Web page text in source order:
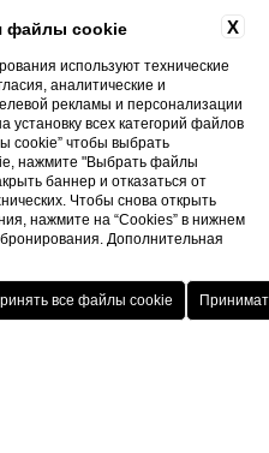
в оÑ‚ели ITI
Resort
Hotel Colonna Capo Testa
VANTAGGI PRENOTA
X
файлы cookie
используют технические
аналитические и
рекламы и персонализации
установку всех категорий файлов
cookie” чтобы выбрать
нажмите "Выбрать файлы
баннер и отказаться от
Чтобы снова открыть
нажмите на “Cookies” в нижнем
Дополнительная